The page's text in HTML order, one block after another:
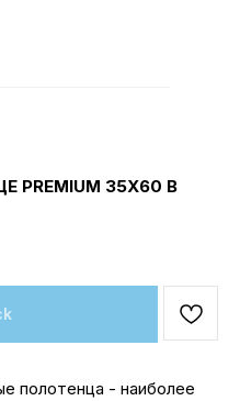
35Х60 В
полотенца - наиболее